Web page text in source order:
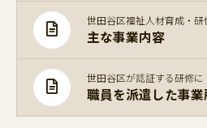
世田谷区福祉人材育成・研
主な事業内容
世田谷区が認証する研修に
職員を派遣した事